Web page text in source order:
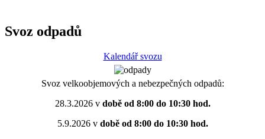
Svoz odpadů
Kalendář svozu
Svoz velkoobjemových a nebezpečných odpadů:
28.3.2026 vdobě od 8:00 do 10:30 hod.
5.9.2026 vdobě od 8:00 do 10:30 hod.